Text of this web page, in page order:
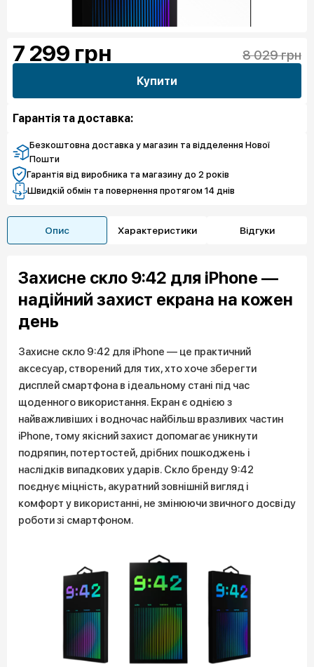
7 299 грн 8 029 грн
Купити
Гарантія та доставка:
Безкоштовна доставка у магазин та відделення Нової
Пошти
Гарантія від виробника та магазину до 2 років
Швидкій обмін та повернення протягом 14 днів
Опис Характеристики Відгуки
Захисне скло 9:42 для iPhone —
надійний захист екрана на кожен
день
Захисне скло 9:42 для iPhone — це практичний
аксесуар, створений для тих, хто хоче зберегти
дисплей смартфона в ідеальному стані під час
щоденного використання. Екран є однією з
найважливіших і водночас найбільш вразливих частин
iPhone, тому якісний захист допомагає уникнути
подряпин, потертостей, дрібних пошкоджень і
наслідків випадкових ударів. Скло бренду 9:42
поєднує міцність, акуратний зовнішній вигляд і
комфорт у використанні, не змінюючи звичного досвіду
роботи зі смартфоном.